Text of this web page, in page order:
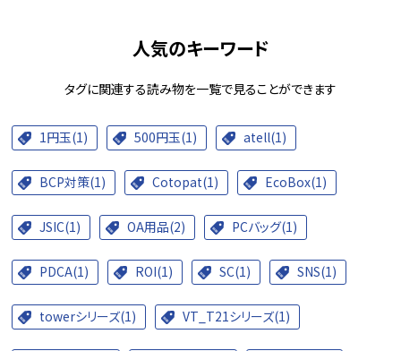
人気のキーワード
タグに関連する読み物を一覧で見ることができます
1円玉(1) 500円玉(1) atell(1)
BCP対策(1) Cotopat(1) EcoBox(1)
JSIC(1) OA用品(2) PCバッグ(1)
PDCA(1) ROI(1) SC(1) SNS(1)
towerシリーズ(1) VT_T21シリーズ(1)